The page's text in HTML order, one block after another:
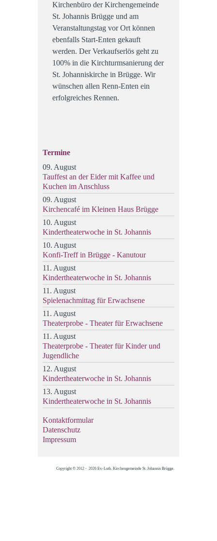
Kirchenbüro der Kirchengemeinde
St. Johannis Brügge und am
Veranstaltungstag vor Ort können
ebenfalls Start-Enten gekauft
werden. Der Verkaufserlös geht zu
100% in die Kirchturmsanierung der
St. Johanniskirche in Brügge. Wir
wünschen allen Renn-Enten ein
erfolgreiches Rennen.
Termine
09. August
Tauffest an der Eider mit Kaffee und
Kuchen im Anschluss
09. August
Kirchencafé im Kleinen Haus Brügge
10. August
Kindertheaterwoche in St. Johannis
10. August
Konfi-Treff in Brügge - Kanutour
11. August
Kindertheaterwoche in St. Johannis
11. August
Spielenachmittag für Erwachsene
11. August
Theaterprobe - Theater für Erwachsene
11. August
Theaterprobe - Theater für Kinder und
Jugendliche
12. August
Kindertheaterwoche in St. Johannis
13. August
Kindertheaterwoche in St. Johannis
Kontaktformular
Datenschutz
Impressum
Copyright © 2012 - 2026 Ev.-Luth. Kirchengemeinde St. Johannis Brügge.